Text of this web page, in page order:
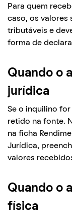
Para quem
caso, os valores
tributáveis e
forma de
Quando o
jurídica
Se o inquilino
retido na fonte.
na ficha
Jurídica,
valores
Quando o
física